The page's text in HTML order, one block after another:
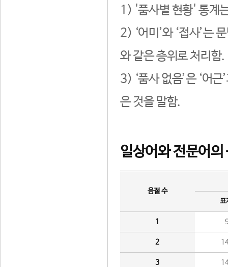
1) '품사별 현황' 통계
2) ‘어미’와 ‘접사’는
와 같은 층위로 처리함.
3) ‘품사 없음’은 ‘어
은 것을 말함.
일상어와 전문어의
음절 수
표
1
2
3